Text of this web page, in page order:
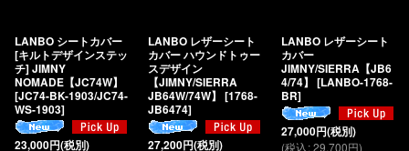
LANBO シートカバー
[キルトデザインステッ
チ] JIMNY
NOMADE【JC74W】
[JC74-BK-1903/JC74-
WS-1903]
23,000円(税別)
LANBO レザーシート
カバー ハウンドトゥー
スデザイン
【JIMNY/SIERRA
JB64W/74W】 [1768-
JB6474]
27,200円(税別)
LANBO レザーシート
カバー
JIMNY/SIERRA【JB6
4/74】 [LANBO-1768-
BR]
27,000円(税別)
(税込:29,700円)